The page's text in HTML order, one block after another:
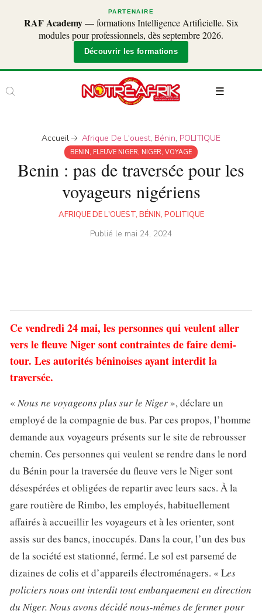
PARTENAIRE
RAF Academy— formations Intelligence Artificielle. Six
modules pour professionnels, dès septembre 2026.
Découvrir les formations
Accueil Afrique De L'ouest, Bénin, POLITIQUE
BENIN, FLEUVE NIGER, NIGER, VOYAGE
Benin : pas de traversée pour les
voyageurs nigériens
AFRIQUE DE L'OUEST, BÉNIN, POLITIQUE
Publié le mai 24, 2024
Ce vendredi 24 mai, les personnes qui veulent aller
vers le fleuve Niger sont contraintes de faire demi-
tour. Les autorités béninoises ayant interdit la
traversée.
« Nous ne voyageons plus sur le Niger », déclare un
employé de la compagnie de bus. Par ces propos, l’homme
demande aux voyageurs présents sur le site de rebrousser
chemin. Ces personnes qui veulent se rendre dans le nord
du Bénin pour la traversée du fleuve vers le Niger sont
désespérées et obligées de repartir avec leurs sacs. À la
gare routière de Rimbo, les employés, habituellement
affairés à accueillir les voyageurs et à les orienter, sont
assis sur des bancs, inoccupés. Dans la cour, l’un des bus
de la société est stationné, fermé. Le sol est parsemé de
dizaines de colis et d’appareils électroménagers. « Les
policiers nous ont interdit tout embarquement en direction
du Niger. Nous avons décidé nous-mêmes de fermer pour